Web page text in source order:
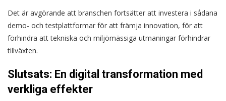
Det är avgörande att branschen fortsätter att investera i sådana
demo- och testplattformar för att främja innovation, för att
förhindra att tekniska och miljömässiga utmaningar förhindrar
tillväxten.
Slutsats: En digital transformation med
verkliga effekter